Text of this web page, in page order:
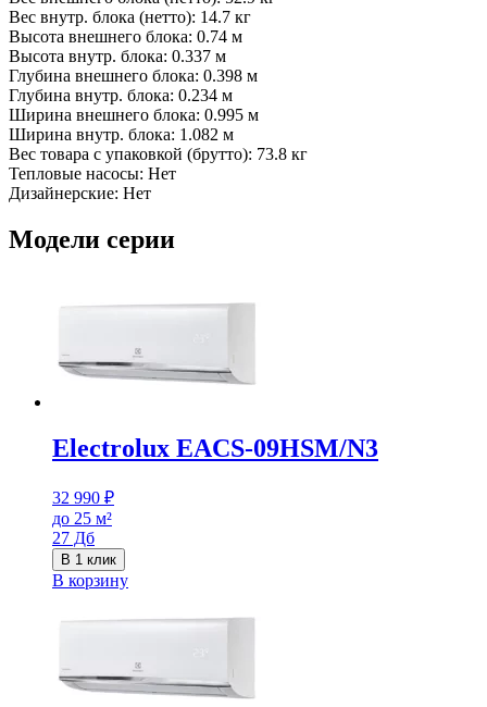
Вес внутр. блока (нетто): 14.7 кг
Высота внешнего блока: 0.74 м
Высота внутр. блока: 0.337 м
Глубина внешнего блока: 0.398 м
Глубина внутр. блока: 0.234 м
Ширина внешнего блока: 0.995 м
Ширина внутр. блока: 1.082 м
Вес товара с упаковкой (брутто): 73.8 кг
Тепловые насосы: Нет
Дизайнерские: Нет
Модели серии
Electrolux EACS-09HSM/N3
32 990 ₽
до 25 м²
27 Дб
В 1 клик
В корзину